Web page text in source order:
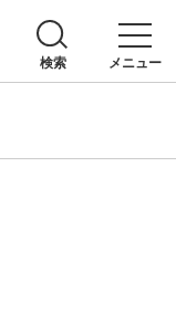
検索 メニュー